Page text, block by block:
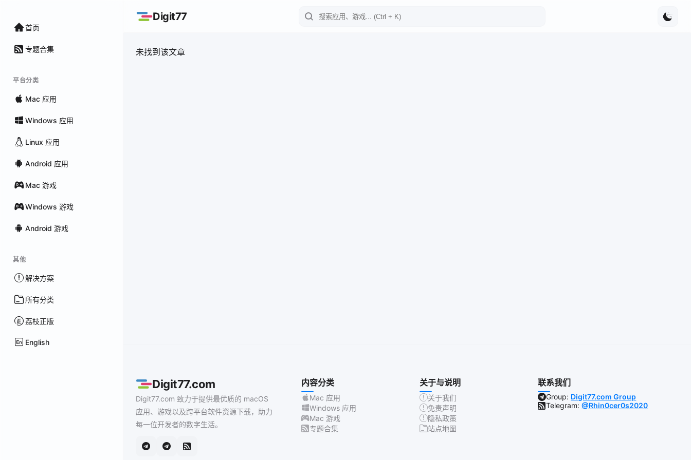
首页
专题合集
平台分类
Mac 应用
Windows 应用
Linux 应用
Android 应用
Mac 游戏
Windows 游戏
Android 游戏
其他
解决方案
所有分类
荔枝正版
English
Digit77
未找到该文章
Digit77.com
Digit77.com 致力于提供最优质的 macOS
应用、游戏以及跨平台软件资源下载，助力
每一位开发者的数字生活。
内容分类
Mac 应用
Windows 应用
Mac 游戏
专题合集
关于与说明
关于我们
免责声明
隐私政策
站点地图
联系我们
Group: Digit77.com Group
Telegram:@Rhin0cer0s2020